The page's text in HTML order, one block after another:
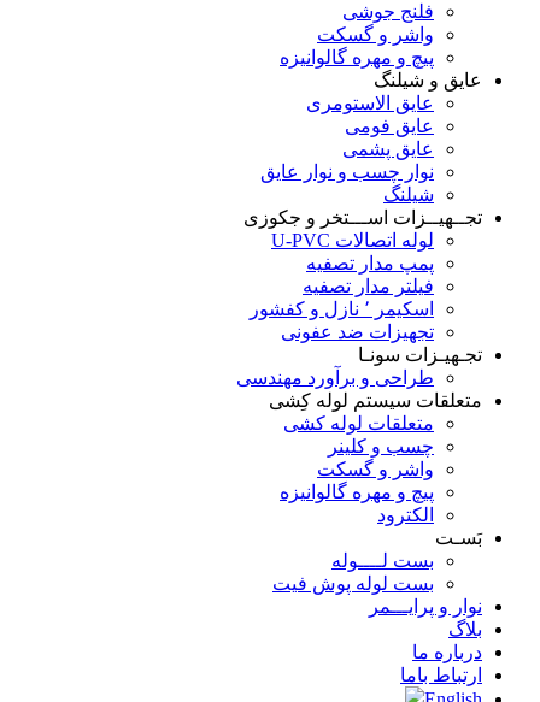
فلنج جوشی
واشر و گسکت
پیچ و مهره گالوانیزه
عایق و شیلنگ
عایق الاستومری
عایق فومی
عایق پشمی
نوار چسب و نوار عایق
شیلنگ
تجــهیــزات اســـتخر و جکوزی
لوله اتصالات U-PVC
پمپ مدار تصفیه
فیلتر مدار تصفیه
اسکیمر ٬ نازل و کفشور
تجهیزات ضد عفونی
تجـهیـزات سونـا
طراحی و برآورد مهندسی
متعلقات سیستم لوله کِشی
متعلقات لوله کشی
چسب و کلینر
واشر و گسکت
پیچ و مهره گالوانیزه
الکترود
بَسـت
بست لــــوله
بست لوله پوش فیت
نوار و پرایـــمر
بلاگ
درباره ما
ارتباط باما